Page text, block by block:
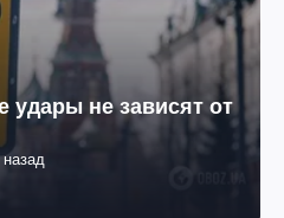
удары не зависят от